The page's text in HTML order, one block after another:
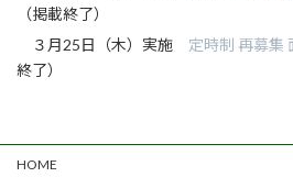
（掲載終了）
３月25日（木）実施 定時制 再募集
終了）
HOME